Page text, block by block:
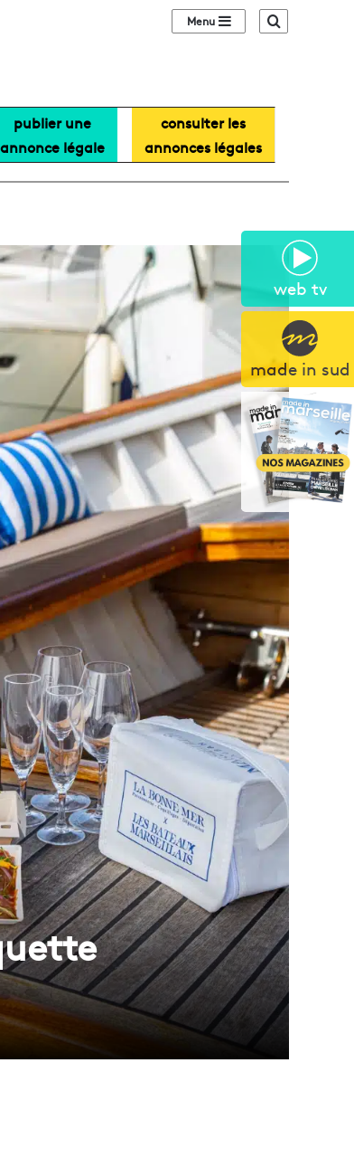
web tv
made in sud
Sidebar (barre
publier une
annonce légale
consulter les
annonces légales